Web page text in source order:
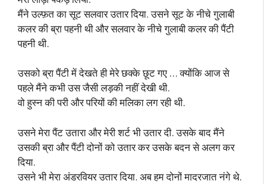
मैंने उल्फ़त का सूट सलवार उतार दिया. उसने सूट के नीचे गुलाबी
कलर की ब्रा पहनी थी और सलवार के नीचे गुलाबी कलर की पैंटी
पहनी थी.
उसको ब्रा पैंटी में देखते ही मेरे छक्के छूट गए … क्योंकि आज से
पहले मैंने कभी उस जैसी लड़की नहीं देखी थी.
वो हुस्न की परी और परियों की मलिका लग रही थी.
उसने मेरा पैंट उतारा और मेरी शर्ट भी उतार दी. उसके बाद मैंने
उसकी ब्रा और पैंटी दोनों को उतार कर उसके बदन से अलग कर
दिया.
उसने भी मेरा अंडरवियर उतार दिया. अब हम दोनों मादरजात नंगे थे.